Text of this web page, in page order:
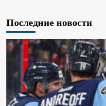
Последние новости